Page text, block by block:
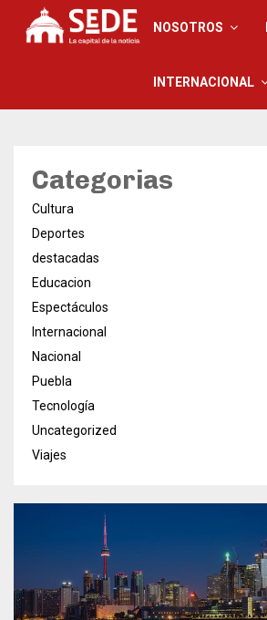
NOSOTROS
INTERNACIONAL
Categorias
Cultura
Deportes
destacadas
Educacion
Espectáculos
Internacional
Nacional
Puebla
Tecnología
Uncategorized
Viajes